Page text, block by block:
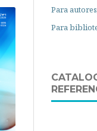
Para
Para